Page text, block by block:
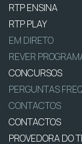
RTP ENSINA
RTP PLAY
EM DIRETO
REVER
CONCURSOS
PERGUNTAS
CONTACTOS
CONTACTOS
PROVEDORA DO